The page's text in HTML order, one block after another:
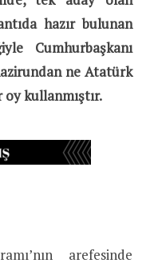
hazır bulunan
Cumhurbaşkanı
ne Atatürk
kullanmıştır.
arefesinde